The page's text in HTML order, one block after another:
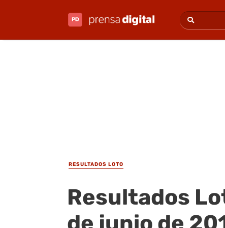
RESULTADOS LOTO
Resultados